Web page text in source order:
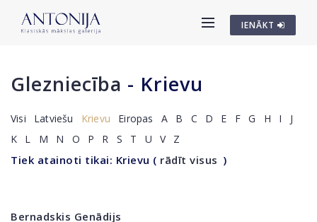
IENĀKT
Glezniecība - Krievu
Visi Latviešu Krievu Eiropas A B C D E F G H I
J
K
L M N O P R S T U V Z
Tiek atainoti tikai: Krievu ( rādīt visus )
Bernadskis Genādijs